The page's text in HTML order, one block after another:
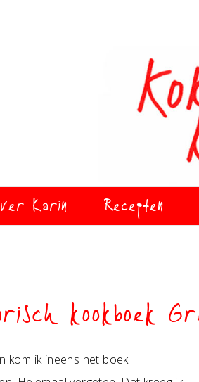
Karin Recepten
kookboek
kom ik ineens het boek